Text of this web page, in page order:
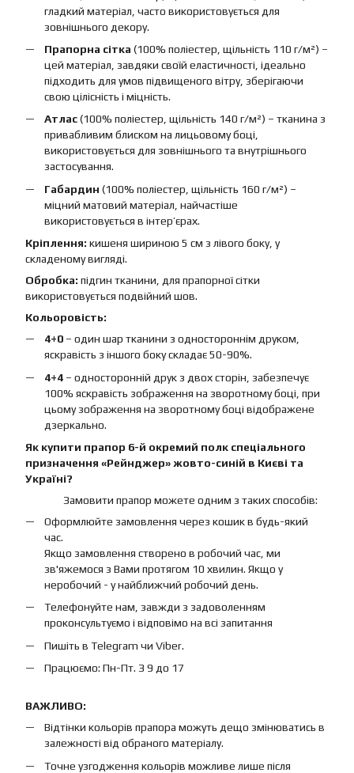
гладкий матеріал, часто використовується для
зовнішнього декору.
Прапорна сітка (100% поліестер, щільність 110 г/м²) –
цей матеріал, завдяки своїй еластичності, ідеально
підходить для умов підвищеного вітру, зберігаючи
свою цілісність і міцність.
Атлас(100% поліестер, щільність 140 г/м²) – тканина з
привабливим блиском на лицьовому боці,
використовується для зовнішнього та внутрішнього
застосування.
Габардин (100% поліестер, щільність 160 г/м²) –
міцний матовий матеріал, найчастіше
використовується в інтер’єрах.
Кріплення: кишеня шириною 5 см з лівого боку, у
складеному вигляді.
Обробка: підгин тканини, для прапорної сітки
використовується подвійний шов.
Кольоровість:
4+0 – один шар тканини з одностороннім друком,
яскравість з іншого боку складає 50-90%.
4+4 – односторонній друк з двох сторін, забезпечує
100% яскравість зображення на зворотному боці, при
цьому зображення на зворотному боці відображене
дзеркально.
Як купити прапор 6-й окремий полк спеціального
призначення «Рейнджер» жовто-синій в Києві та
Україні?
Замовити прапор можете одним з таких способів:
Оформлюйте замовлення через кошик в будь-який
час.
Якщо замовлення створено в робочий час, ми
зв'яжемося з Вами протягом 10 хвилин. Якщо у
неробочий - у найближчий робочий день.
Телефонуйте нам, завжди з задоволенням
проконсультуємо і відповімо на всі запитання
Пишіть в Telegram чи Viber.
Працюємо: Пн-Пт. З 9 до 17
ВАЖЛИВО:
Відтінки кольорів прапора можуть дещо змінюватись в
залежності від обраного матеріалу.
Точне узгодження кольорів можливе лише після